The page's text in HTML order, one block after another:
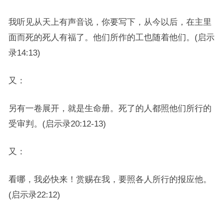
我听见从天上有声音说，你要写下，从今以后，在主里
面而死的死人有福了。他们所作的工也随着他们。(启示
录14:13)
又：
另有一卷展开，就是生命册。死了的人都照他们所行的
受审判。(启示录20:12-13)
又：
看哪，我必快来！赏赐在我，要照各人所行的报应他。
(启示录22:12)